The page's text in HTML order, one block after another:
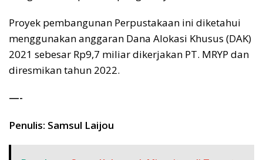
Proyek pembangunan Perpustakaan ini diketahui
menggunakan anggaran Dana Alokasi Khusus (DAK)
2021 sebesar Rp9,7 miliar dikerjakan PT. MRYP dan
diresmikan tahun 2022.
—-
Penulis: Samsul Laijou